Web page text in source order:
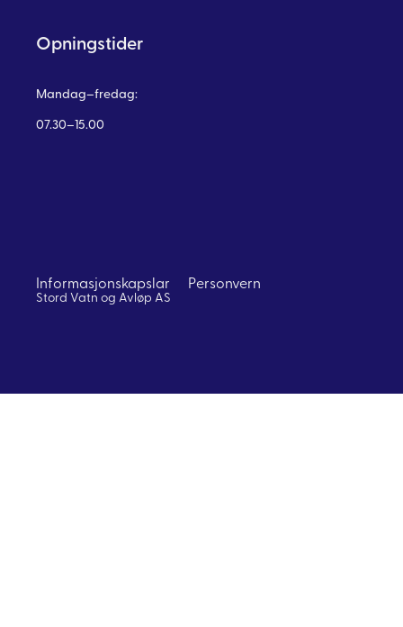
Opningstider
Mandag–fredag:
07.30–15.00
Informasjonskapslar Personvern
Stord Vatn og Avløp AS